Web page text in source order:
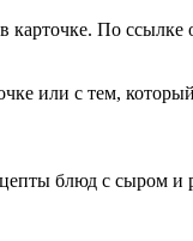
По ссылке
или с тем,
блюд с сыром и